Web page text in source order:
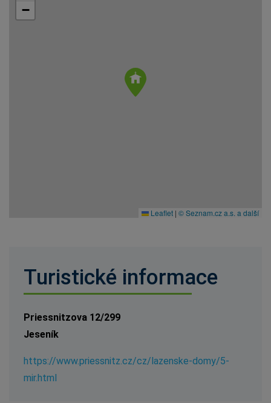
−
Leaflet | © Seznam.cz a.s. a další
Turistické informace
Priessnitzova 12/299
Jeseník
https://www.priessnitz.cz/cz/lazenske-domy/5-
mir.html